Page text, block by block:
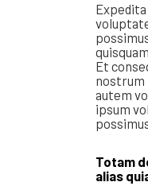
Et
nostrum
autem
ipsum
Totam
alias